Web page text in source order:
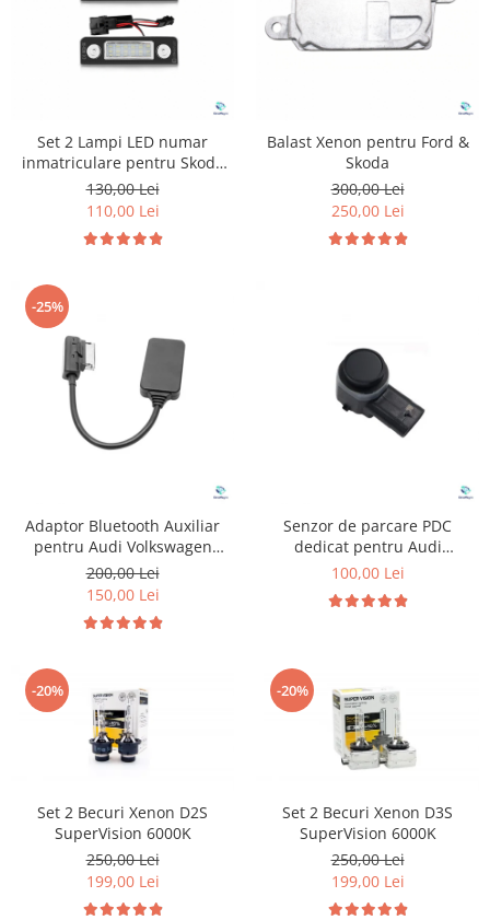
Set 2 Lampi LED numar
inmatriculare pentru Skoda
Octavia 2
130,00 Lei
110,00 Lei
Balast Xenon pentru Ford &
Skoda
300,00 Lei
250,00 Lei
-25%
Adaptor Bluetooth Auxiliar
pentru Audi Volkswagen
Skoda si Seat
200,00 Lei
150,00 Lei
Senzor de parcare PDC
dedicat pentru Audi
Volkswagen Skoda Seat
100,00 Lei
-20%
Set 2 Becuri Xenon D2S
SuperVision 6000K
250,00 Lei
199,00 Lei
-20%
Set 2 Becuri Xenon D3S
SuperVision 6000K
250,00 Lei
199,00 Lei